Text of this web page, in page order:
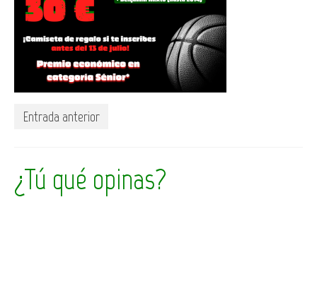
Entrada anterior
¿Tú qué opinas?